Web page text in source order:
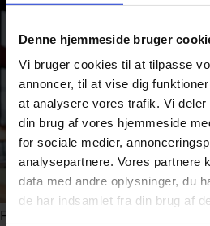
Denne hjemmeside bruger
Vi bruger cookies til at tilpasse
annoncer, til at vise dig
at analysere vores trafik. Vi
din brug af vores hjemmeside
for sociale medier,
analysepartnere. Vores partnere
data med andre oplysninger, du
de har indsamlet fra din brug af
Foto: Shutterstock.com